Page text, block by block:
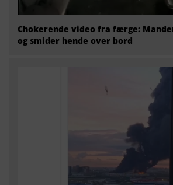
Chokerende video fra færge:
og smider hende over bord